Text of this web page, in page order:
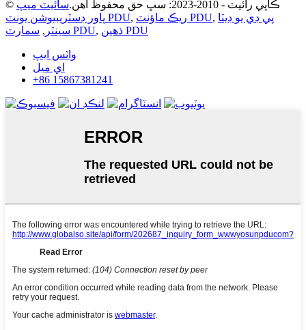
© ڪاپي رائيٽ - 2010-2023: سڀ حق محفوظ آهن.
سائيٽ ميپ
پاور ڊسٽريبيوشن يونٽ PDU, ريڪ ماؤنٽ PDU, پي ڊي يو ڊيٽا
سينٽر , سمارٽ PDU, ذهين PDU
واٽس ايپ
اي ميل
+86 15867381241